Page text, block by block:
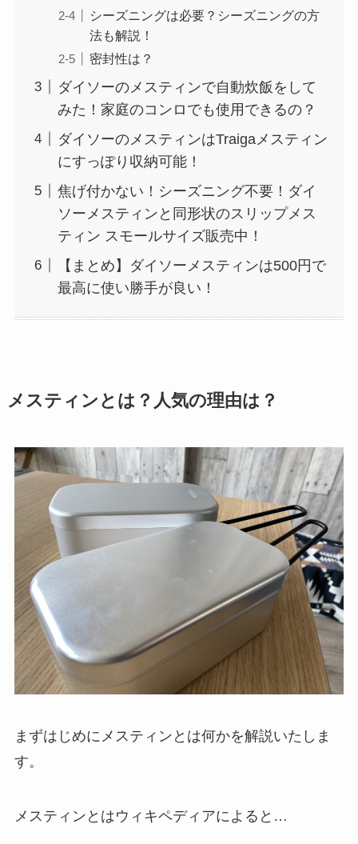
シーズニングは必要？シーズニングの方
法も解説！
密封性は？
ダイソーのメスティンで自動炊飯をして
みた！家庭のコンロでも使用できるの？
ダイソーのメスティンはTraigaメスティン
にすっぽり収納可能！
焦げ付かない！シーズニング不要！ダイ
ソーメスティンと同形状のスリップメス
ティン スモールサイズ販売中！
【まとめ】ダイソーメスティンは500円で
最高に使い勝手が良い！
メスティンとは？人気の理由は？
まずはじめにメスティンとは何かを解説いたしま
す。
メスティンとはウィキペディアによると…